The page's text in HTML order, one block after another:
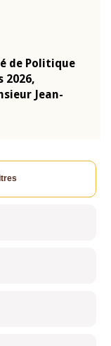
de Politique
2026,
Jean-